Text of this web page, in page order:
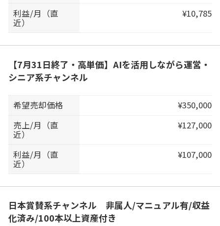
利益/月（直
近）
¥10,785
【7月31日終了・高単価】AIを活用しながら運営・
シニア系チャンネル
希望売却価格
¥350,000
売上/月（直
近）
¥127,000
利益/月（直
近）
¥107,000
日本賞賛系チャンネル 非属人/マニュアル有/収益
化済み/100本以上資産付き